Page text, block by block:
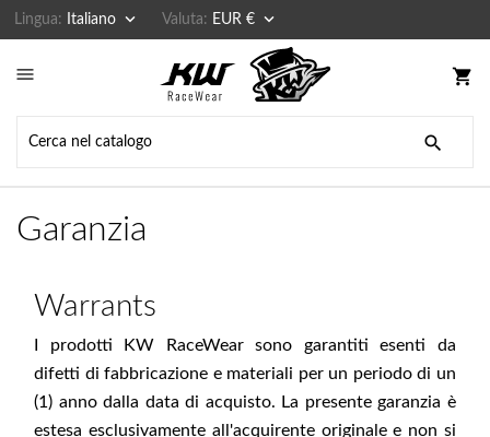
Lingua: Italiano  Valuta: EUR € 
 shopping_cart

Garanzia
Warrants
I prodotti KW RaceWear sono garantiti esenti da
difetti di fabbricazione e materiali per un periodo di un
(1) anno dalla data di acquisto. La presente garanzia è
estesa esclusivamente all'acquirente originale e non si